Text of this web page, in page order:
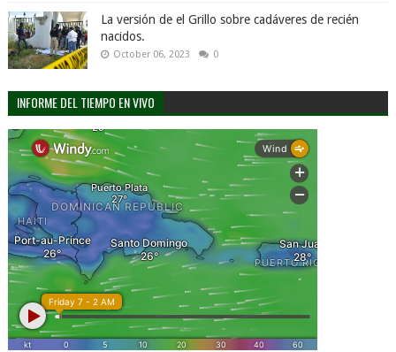
La versión de el Grillo sobre cadáveres de recién
nacidos.
October 06, 2023 0
INFORME DEL TIEMPO EN VIVO